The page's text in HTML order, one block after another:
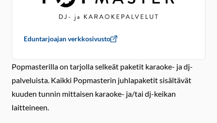
Popmasterilla on tarjolla selkeät paketit karaoke- ja dj-
palveluista. Kaikki Popmasterin juhlapaketit sisältävät
kuuden tunnin mittaisen karaoke- ja/tai dj-keikan
laitteineen.
Eduntarjoajan verkkosivusto